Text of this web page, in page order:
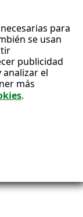
para
se usan
publicidad
analizar el
más
.